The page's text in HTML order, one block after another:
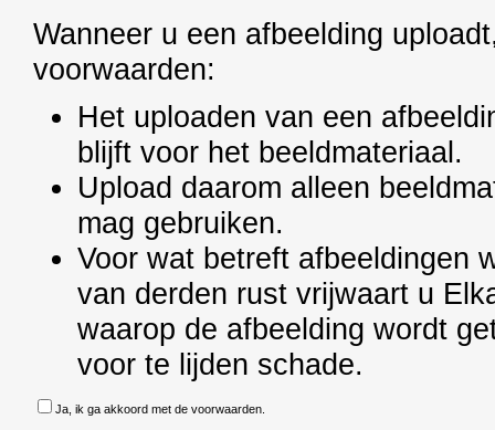
Wanneer u een afbeelding
voorwaarden:
Het uploaden van een
blijft voor het beeldmateriaal.
Upload daarom alleen
mag gebruiken.
Voor wat betreft afbeeldingen
van derden rust vrijwaart u
waarop de afbeelding wordt
voor te lijden schade.
Ja, ik ga akkoord met de voorwaarden.